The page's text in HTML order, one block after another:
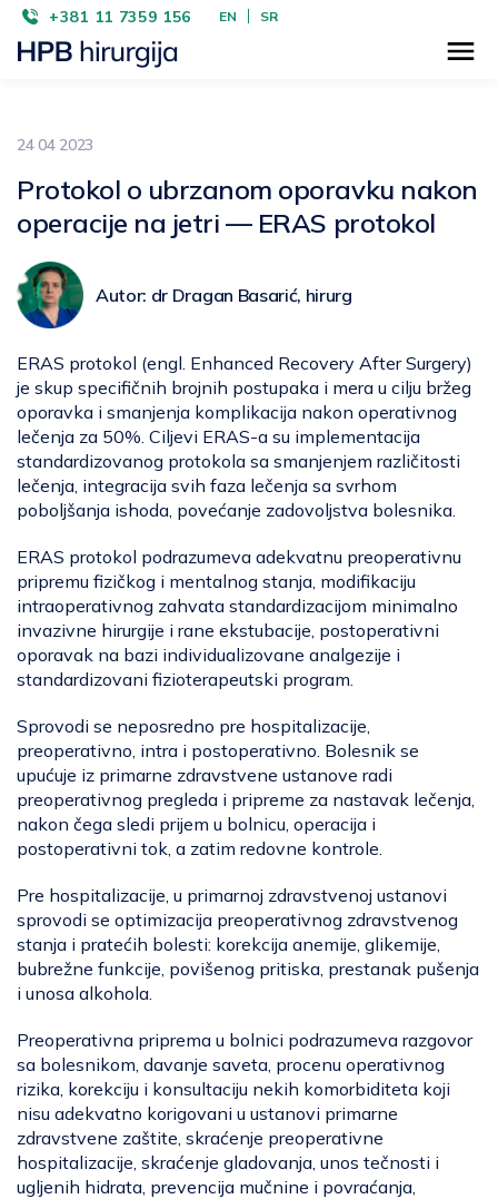
+381 11 7359 156 EN SR
24 04 2023
Protokol o ubrzanom oporavku nakon
operacije na jetri — ERAS protokol
Autor: dr Dragan Basarić, hirurg
ERAS protokol (engl. Enhanced Recovery After Surgery)
je skup specifičnih brojnih postupaka i mera u cilju bržeg
oporavka i smanjenja komplikacija nakon operativnog
lečenja za 50%. Ciljevi ERAS-a su implementacija
standardizovanog protokola sa smanjenjem različitosti
lečenja, integracija svih faza lečenja sa svrhom
poboljšanja ishoda, povećanje zadovoljstva bolesnika.
ERAS protokol podrazumeva adekvatnu preoperativnu
pripremu fizičkog i mentalnog stanja, modifikaciju
intraoperativnog zahvata standardizacijom minimalno
invazivne hirurgije i rane ekstubacije, postoperativni
oporavak na bazi individualizovane analgezije i
standardizovani fizioterapeutski program.
Sprovodi se neposredno pre hospitalizacije,
preoperativno, intra i postoperativno. Bolesnik se
upućuje iz primarne zdravstvene ustanove radi
preoperativnog pregleda i pripreme za nastavak lečenja,
nakon čega sledi prijem u bolnicu, operacija i
postoperativni tok, a zatim redovne kontrole.
Pre hospitalizacije, u primarnoj zdravstvenoj ustanovi
sprovodi se optimizacija preoperativnog zdravstvenog
stanja i pratećih bolesti: korekcija anemije, glikemije,
bubrežne funkcije, povišenog pritiska, prestanak pušenja
i unosa alkohola.
Preoperativna priprema u bolnici podrazumeva razgovor
sa bolesnikom, davanje saveta, procenu operativnog
rizika, korekciju i konsultaciju nekih komorbiditeta koji
nisu adekvatno korigovani u ustanovi primarne
zdravstvene zaštite, skraćenje preoperativne
hospitalizacije, skraćenje gladovanja, unos tečnosti i
ugljenih hidrata, prevencija mučnine i povraćanja,